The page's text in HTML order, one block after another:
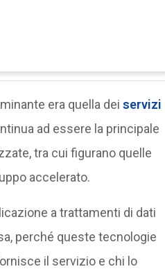
era quella dei servizi
ad essere la principale
tra cui figurano quelle
accelerato.
a trattamenti di dati
perché queste tecnologie
il servizio e chi lo